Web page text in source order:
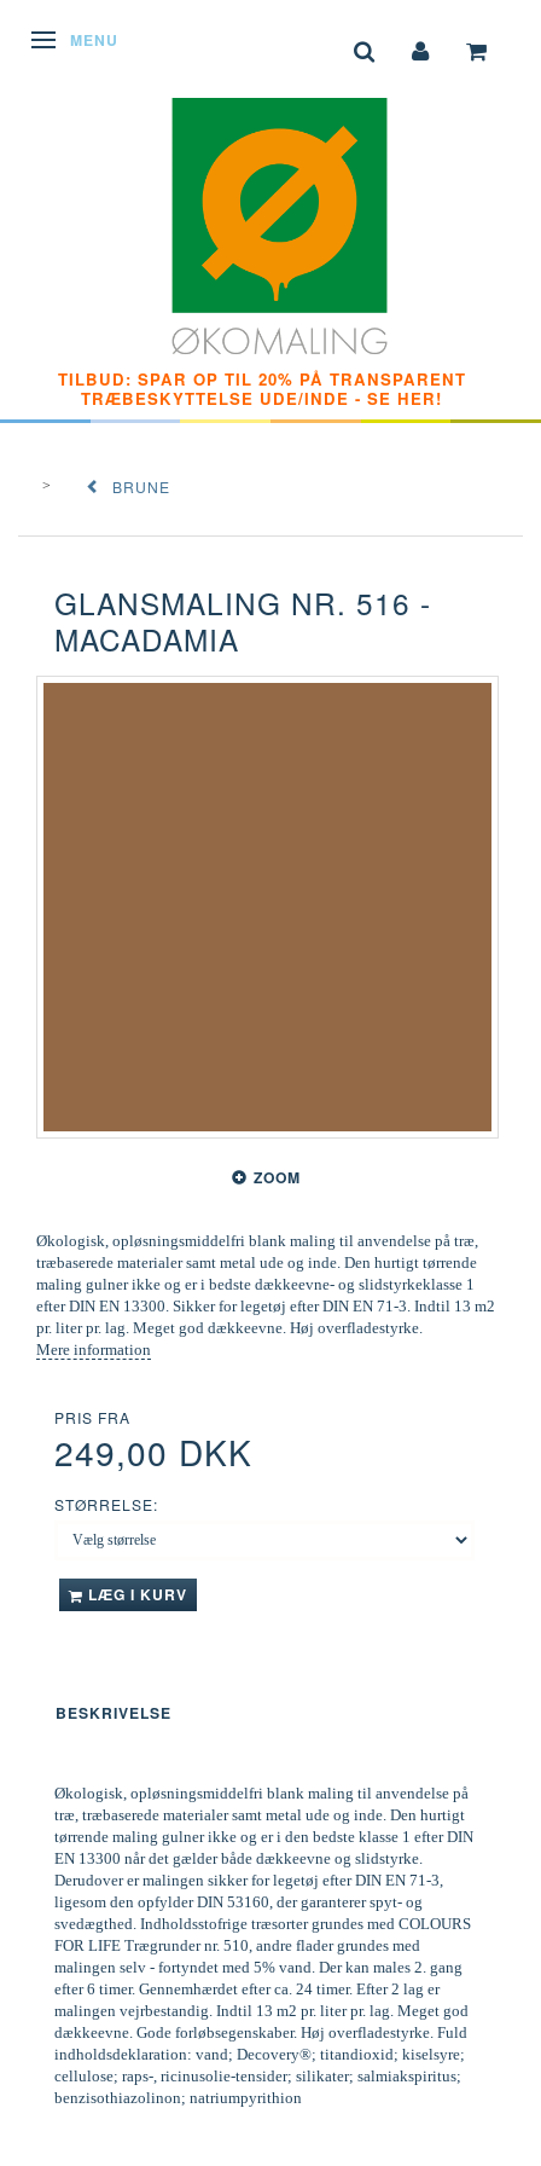
SKIFTE NAVIGATION
MENU
TILBUD: SPAR OP TIL 20% PÅ TRANSPARENT
TRÆBESKYTTELSE UDE/INDE - SE HER!
BRUNE
GLANSMALING NR. 516 -
MACADAMIA
ZOOM
Økologisk, opløsningsmiddelfri blank maling til anvendelse på træ,
træbaserede materialer samt metal ude og inde. Den hurtigt tørrende
maling gulner ikke og er i bedste dækkeevne- og slidstyrkeklasse 1
efter DIN EN 13300. Sikker for legetøj efter DIN EN 71-3. Indtil 13 m2
pr. liter pr. lag. Meget god dækkeevne. Høj overfladestyrke.
Mere information
PRIS FRA
249,00 DKK
STØRRELSE:
LÆG I KURV
BESKRIVELSE
Økologisk, opløsningsmiddelfri blank maling til anvendelse på
træ, træbaserede materialer samt metal ude og inde. Den hurtigt
tørrende maling gulner ikke og er i den bedste klasse 1 efter DIN
EN 13300 når det gælder både dækkeevne og slidstyrke.
Derudover er malingen sikker for legetøj efter DIN EN 71-3,
ligesom den opfylder DIN 53160, der garanterer spyt- og
svedægthed. Indholdsstofrige træsorter grundes med COLOURS
FOR LIFE Trægrunder nr. 510, andre flader grundes med
malingen selv - fortyndet med 5% vand. Der kan males 2. gang
efter 6 timer. Gennemhærdet efter ca. 24 timer. Efter 2 lag er
malingen vejrbestandig. Indtil 13 m2 pr. liter pr. lag. Meget god
dækkeevne. Gode forløbsegenskaber. Høj overfladestyrke. Fuld
indholdsdeklaration: vand; Decovery®; titandioxid; kiselsyre;
cellulose; raps-, ricinusolie-tensider; silikater; salmiakspiritus;
benzisothiazolinon; natriumpyrithion